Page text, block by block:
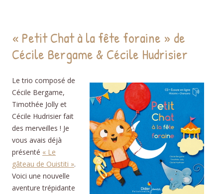
« Petit Chat à la fête foraine » de
Cécile Bergame & Cécile Hudrisier
Le trio composé de
Cécile Bergame,
Timothée Jolly et
Cécile Hudrisier fait
des merveilles ! Je
vous avais déjà
présenté « Le
gâteau de Ouistiti ».
Voici une nouvelle
aventure trépidante